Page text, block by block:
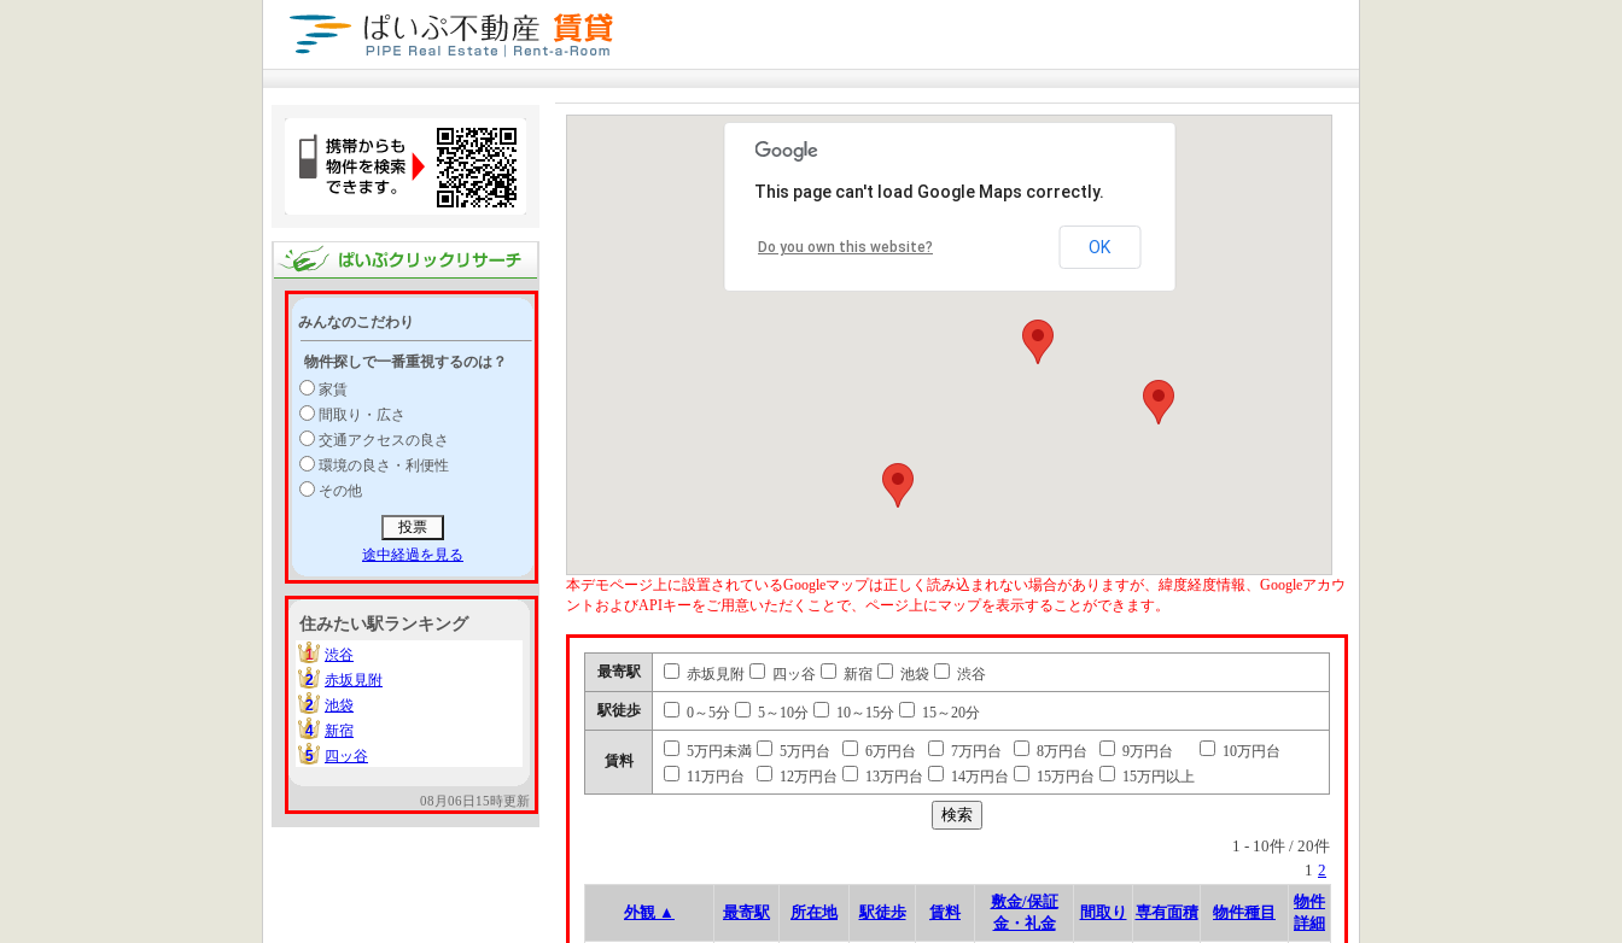
みんなのこだわり
物件探しで一番重視するのは？
家賃
間取り・広さ
交通アクセスの良さ
環境の良さ・利便性
その他
途中経過を見る
住みたい駅ランキング
1
1
渋谷
2
2
赤坂見附
2
2
池袋
4
4
新宿
5
5 四ッ谷
08月06日15時更新
This page can't load Google Maps correctly.
Do you own this website? OK
本デモページ上に設置されているGoogleマップは正しく読み込まれない場合がありますが、緯度経度情報、Googleアカウ
ントおよびAPIキーをご用意いただくことで、ページ上にマップを表示することができます。
最寄駅 赤坂見附 四ッ谷 新宿 池袋 渋谷
駅徒歩 0～5分 5～10分 10～15分 15～20分
賃料
5万円未満 5万円台 6万円台 7万円台 8万円台 9万円台
10万円台
11万円台
12万円台 13万円台 14万円台 15万円台 15万円以上
1 - 10件 / 20件
1 2
外観 ▲ 最寄駅 所在地 駅徒歩 賃料
敷金/保証
金・礼金
間取り 専有面積 物件種目
物件
詳細